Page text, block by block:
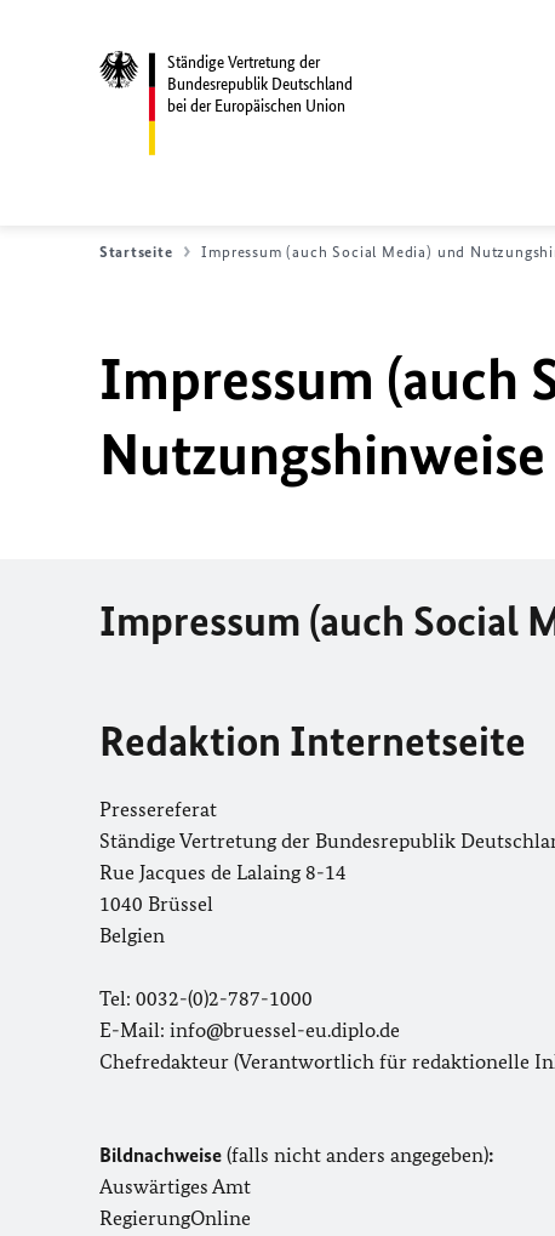
Ständige Vertretung der
Bundesrepublik Deutschland
bei der Europäischen Union
Startseite Impressum (auch Social Media) und
Impressum (auch
Nutzungshinweise
Impressum (auch Social
Redaktion Internetseite
Pressereferat
Ständige Vertretung der Bundesrepublik
Rue Jacques de Lalaing 8-14
1040 Brüssel
Belgien
Tel: 0032-(0)2-787-1000
E-Mail: info@bruessel-eu.diplo.de
Chefredakteur (Verantwortlich für redaktionelle
Bildnachweise (falls nicht anders angegeben):
Auswärtiges Amt
RegierungOnline